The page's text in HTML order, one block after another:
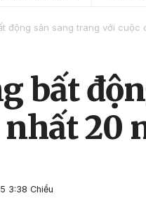
động sản sang trang với cuộc
bất
20
3:38 Chiều